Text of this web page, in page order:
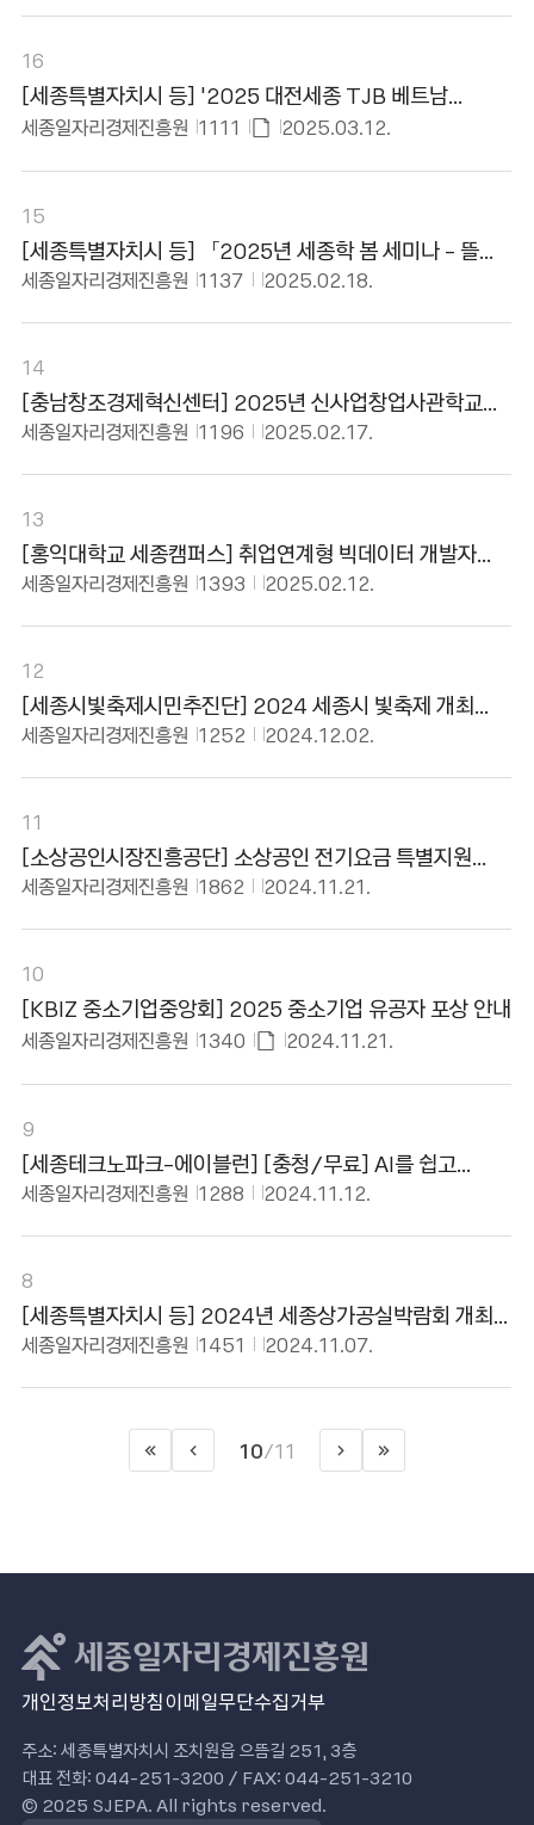
16
[세종특별자치시 등] '2025 대전세종 TJB 베트남
비즈니스 파트너십 매칭데이' 참가기업 모집 공고
세종일자리경제진흥원 1111
일
있
2025.03.12.
15
[세종특별자치시 등] 「2025년 세종학 봄 세미나 - 뜰
안에서 맞는 우리의 봄」 안내
세종일자리경제진흥원 1137 2025.02.18.
14
[충남창조경제혁신센터] 2025년 신사업창업사관학교
(충남) 모집공고 홍보 협조
세종일자리경제진흥원 1196 2025.02.17.
13
[홍익대학교 세종캠퍼스] 취업연계형 빅데이터 개발자
양성과정 4기 교육생 모집
세종일자리경제진흥원 1393 2025.02.12.
12
[세종시빛축제시민추진단] 2024 세종시 빛축제 개최
안내('24. 12. 13. ~ '25. 1. 15.)
세종일자리경제진흥원 1252 2024.12.02.
11
[소상공인시장진흥공단] 소상공인 전기요금 특별지원
사업 안내
세종일자리경제진흥원 1862 2024.11.21.
10
[KBIZ 중소기업중앙회] 2025 중소기업 유공자 포상 안내
세종일자리경제진흥원 1340
일
있
2024.11.21.
9
[세종테크노파크-에이블런] [충청/무료] AI를 쉽고
유쾌하게, 디지털 신기술 세미나 안내
세종일자리경제진흥원 1288 2024.11.12.
8
[세종특별자치시 등] 2024년 세종상가공실박람회 개최
안내
세종일자리경제진흥원 1451 2024.11.07.
처
이
10/11
>
마
개인정보처리방침이메일무단수집거부
주소: 세종특별자치시 조치원읍 으뜸길 251, 3층
대표 전화: 044-251-3200 / FAX: 044-251-3210
© 2025 SJEPA. All rights reserved.